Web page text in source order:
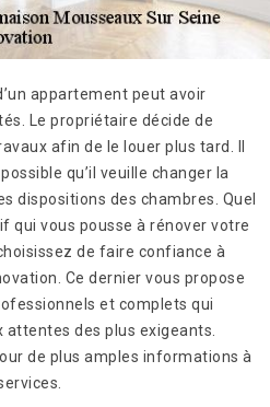
appartement peut avoir
Le propriétaire décide de
afin de le louer plus tard. Il
qu’il veuille changer la
dispositions des chambres. Quel
qui vous pousse à rénover votre
de faire confiance à
Ce dernier vous propose
et complets qui
attentes des plus exigeants.
de plus amples informations à